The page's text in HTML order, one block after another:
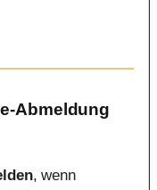
Abmeldung
, wenn